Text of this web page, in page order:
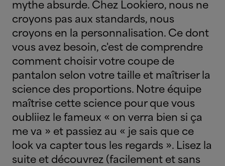
mythe absurde. Chez Lookiero, nous ne
croyons pas aux standards, nous
croyons en la personnalisation. Ce dont
vous avez besoin, c'est de comprendre
comment choisir votre coupe de
pantalon selon votre taille et maîtriser la
science des proportions. Notre équipe
maîtrise cette science pour que vous
oubliiez le fameux « on verra bien si ça
me va » et passiez au « je sais que ce
look va capter tous les regards ». Lisez la
suite et découvrez (facilement et sans